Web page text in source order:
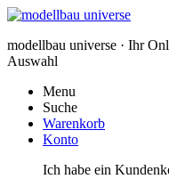
modellbau universe · Ihr
Auswahl
Menu
Suche
Warenkorb
Konto
Ich habe ein